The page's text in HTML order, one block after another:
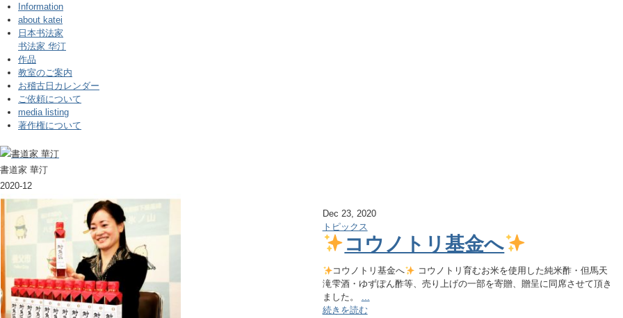
Information
about katei
日本书法家
书法家 华汀
作品
教室のご案内
お稽古日カレンダー
ご依頼について
media listing
著作権について
書道家 華汀
2020-12
Dec 23, 2020
トピックス
コウノトリ基金へ
コウノトリ基金へ
コウノトリ育むお米を使用した純米酢・但馬天
滝雫酒・ゆずぽん酢等、売り上げの一部を寄贈、贈呈に同席させて頂き
ました。 ...
続きを読む